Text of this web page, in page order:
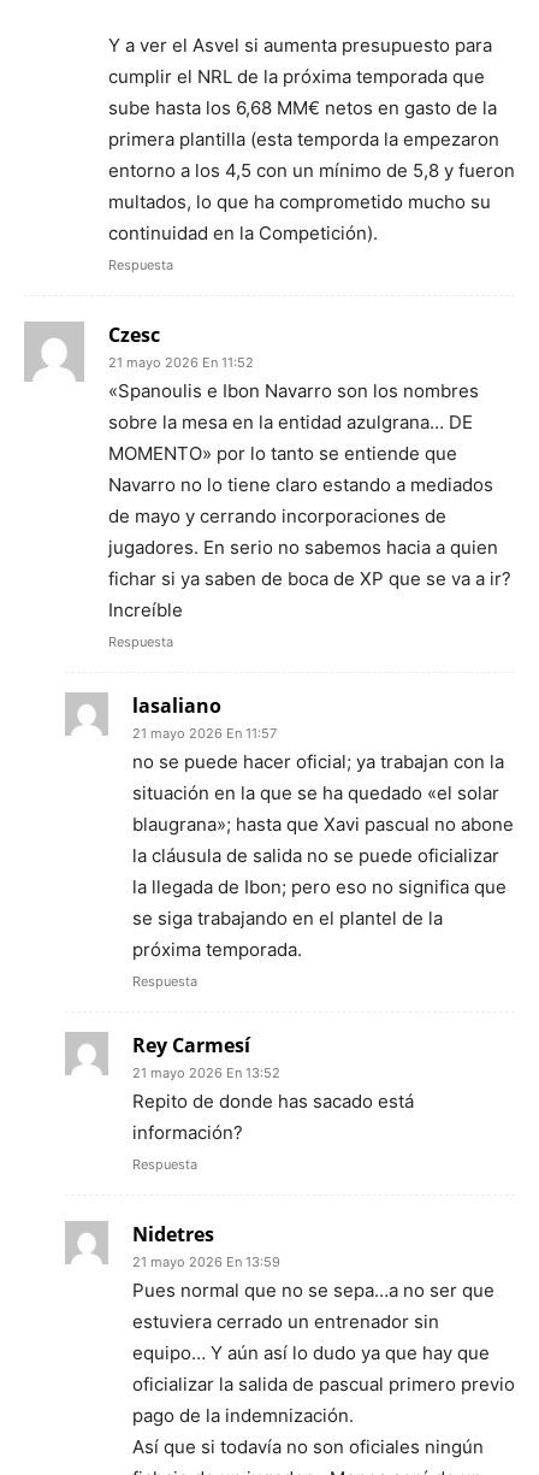
Y a ver el Asvel si aumenta presupuesto para
cumplir el NRL de la próxima temporada que
sube hasta los 6,68 MM€ netos en gasto de la
primera plantilla (esta temporda la empezaron
entorno a los 4,5 con un mínimo de 5,8 y fueron
multados, lo que ha comprometido mucho su
continuidad en la Competición).
Respuesta
Czesc
21 mayo 2026 En 11:52
«Spanoulis e Ibon Navarro son los nombres
sobre la mesa en la entidad azulgrana… DE
MOMENTO» por lo tanto se entiende que
Navarro no lo tiene claro estando a mediados
de mayo y cerrando incorporaciones de
jugadores. En serio no sabemos hacia a quien
fichar si ya saben de boca de XP que se va a ir?
Increíble
Respuesta
lasaliano
21 mayo 2026 En 11:57
no se puede hacer oficial; ya trabajan con la
situación en la que se ha quedado «el solar
blaugrana»; hasta que Xavi pascual no abone
la cláusula de salida no se puede oficializar
la llegada de Ibon; pero eso no significa que
se siga trabajando en el plantel de la
próxima temporada.
Respuesta
Rey Carmesí
21 mayo 2026 En 13:52
Repito de donde has sacado está
información?
Respuesta
Nidetres
21 mayo 2026 En 13:59
Pues normal que no se sepa…a no ser que
estuviera cerrado un entrenador sin
equipo… Y aún así lo dudo ya que hay que
oficializar la salida de pascual primero previo
pago de la indemnización.
Así que si todavía no son oficiales ningún